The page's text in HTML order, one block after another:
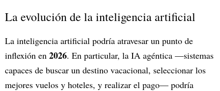
La evolución de la inteligencia artificial
La inteligencia artificial podría atravesar un punto de
inflexión en 2026. En particular, la IA agéntica —sistemas
capaces de buscar un destino vacacional, seleccionar los
mejores vuelos y hoteles, y realizar el pago— podría